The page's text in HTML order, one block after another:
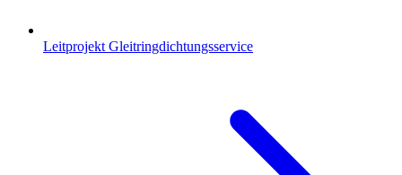
Leitprojekt Gleitringdichtungsservice